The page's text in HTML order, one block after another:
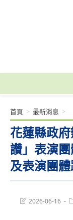
花蓮縣政
讚」表演
及表演團
首頁 > 最新消息 >
Post2026-06-16